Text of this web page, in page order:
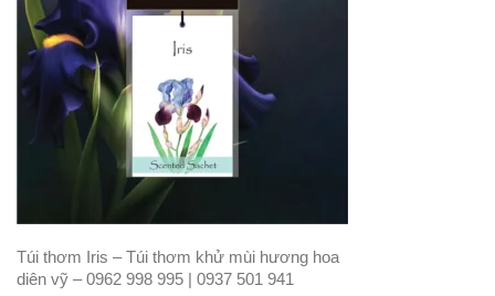
Túi thơm Iris – Túi thơm khử mùi hương hoa
diên vỹ – 0962 998 995 | 0937 501 941